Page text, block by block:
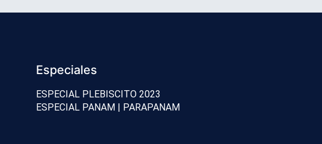
Especiales
ESPECIAL PLEBISCITO 2023
ESPECIAL PANAM | PARAPANAM